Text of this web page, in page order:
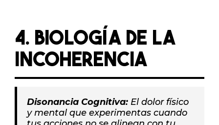
4. BIOLOGÍA DE LA
INCOHERENCIA
Disonancia Cognitiva: El dolor físico
y mental que experimentas cuando